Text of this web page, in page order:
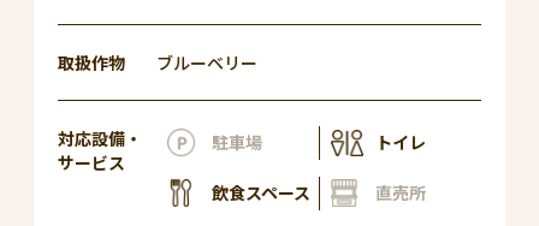
取扱作物 ブルーベリー
対応設備・
サービス
駐車場 トイレ
飲食スペース 直売所